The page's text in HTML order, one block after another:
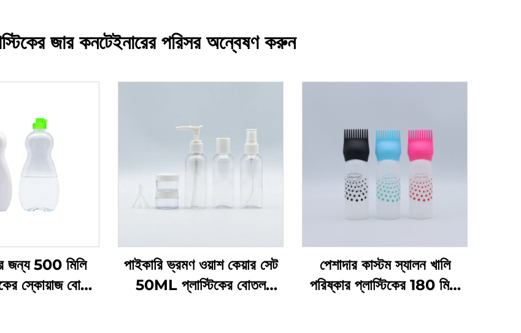
জার কনটেইনারের পরিসর অন্বেষণ করুন
জন্য 500 মিলি
স্কোয়াজ বোতল
পাইকারি ভ্রমণ ওয়াশ কেয়ার সেট
50ML প্লাস্টিকের বোতল
পেশাদার কাস্টম স্যালন খালি
পরিষ্কার প্লাস্টিকের 180 মিলি